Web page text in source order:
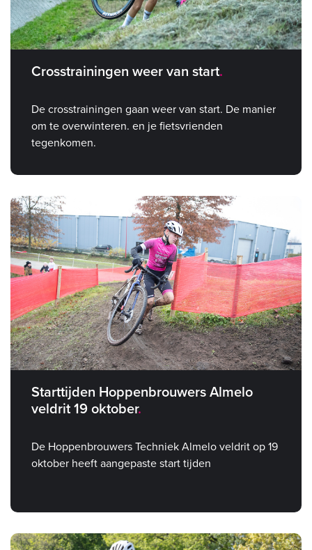
Crosstrainingen weer van start
De crosstrainingen gaan weer van start. De manier
om te overwinteren. en je fietsvrienden
tegenkomen.
Starttijden Hoppenbrouwers Almelo
veldrit 19 oktober
De Hoppenbrouwers Techniek Almelo veldrit op 19
oktober heeft aangepaste start tijden